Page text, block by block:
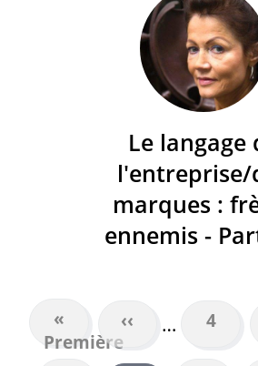
Le langage
l'entreprise/
marques :
ennemis -
PAGINATION
Première
page
«
Première
Page
précédente
‹‹ … Page
4